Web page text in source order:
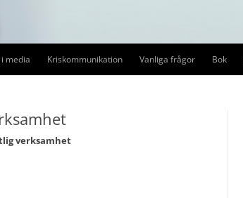
media Kriskommunikation
Medieträning
Mediedrev
Vanliga frågor Bok
verksamhet